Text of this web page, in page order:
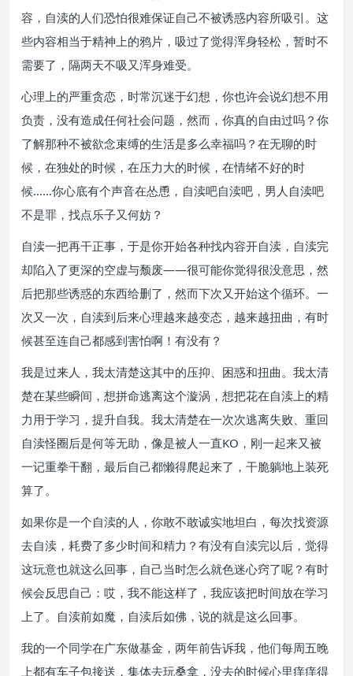
容，自渎的人们恐怕很难保证自己不被诱惑内容所吸引。这
些内容相当于精神上的鸦片，吸过了觉得浑身轻松，暂时不
需要了，隔两天不吸又浑身难受。
心理上的严重贪恋，时常沉迷于幻想，你也许会说幻想不用
负责，没有造成任何社会问题，然而，你真的自由过吗？你
了解那种不被欲念束缚的生活是多么幸福吗？在无聊的时
候，在独处的时候，在压力大的时候，在情绪不好的时
候……你心底有个声音在怂恿，自渎吧自渎吧，男人自渎吧
不是罪，找点乐子又何妨？
自渎一把再干正事，于是你开始各种找内容开自渎，自渎完
却陷入了更深的空虚与颓废——很可能你觉得很没意思，然
后把那些诱惑的东西给删了，然而下次又开始这个循环。一
次又一次，自渎到后来心理越来越变态，越来越扭曲，有时
候甚至连自己都感到害怕啊！有没有？
我是过来人，我太清楚这其中的压抑、困惑和扭曲。我太清
楚在某些瞬间，想拼命逃离这个漩涡，想把花在自渎上的精
力用于学习，提升自我。我太清楚在一次次逃离失败、重回
自渎怪圈后是何等无助，像是被人一直KO，刚一起来又被
一记重拳干翻，最后自己都懒得爬起来了，干脆躺地上装死
算了。
如果你是一个自渎的人，你敢不敢诚实地坦白，每次找资源
去自渎，耗费了多少时间和精力？有没有自渎完以后，觉得
这玩意也就这么回事，自己当时怎么就色迷心窍了呢？有时
候会反思自己：哎，我不能这样了，我应该把时间放在学习
上了。自渎前如魔，自渎后如佛，说的就是这么回事。
我的一个同学在广东做基金，两年前告诉我，他们每周五晚
上都有车子包接送，集体去玩桑拿，没去的时候心里痒痒得